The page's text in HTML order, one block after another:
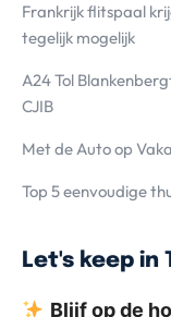
Frankrijk flitspaal
tegelijk mogelijk
A24 Tol
CJIB
Met de Auto op
Top 5 eenvoudige
Let's keep in
Blijf op de